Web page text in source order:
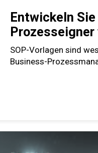
Entwickeln
Prozesseigner
SOP-Vorlagen sind
Business-